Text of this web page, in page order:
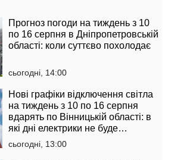
Прогноз погоди на тиждень з 10
по 16 серпня в Дніпропетровській
області: коли суттєво похолодає
сьогодні, 14:00
Нові графіки відключення світла
на тиждень з 10 по 16 серпня
вдарять по Вінницькій області: в
які дні електрики не буде
найдовше
сьогодні, 13:00